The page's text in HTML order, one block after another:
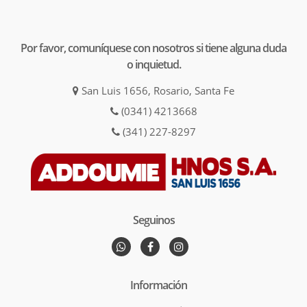
Por favor, comuníquese con nosotros si tiene alguna duda
o inquietud.
San Luis 1656, Rosario, Santa Fe
(0341) 4213668
(341) 227-8297
Seguinos
Información